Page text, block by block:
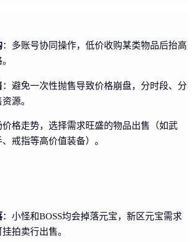
：多账号协同操作，低价收购某类物品后抬高
：避免一次性抛售导致价格崩盘，分时段、分
源。
价格走势，选择需求旺盛的物品出售（如武
戒指等高价值装备）。
：小怪和BOSS均会掉落元宝，新区元宝需求
拍卖行出售。